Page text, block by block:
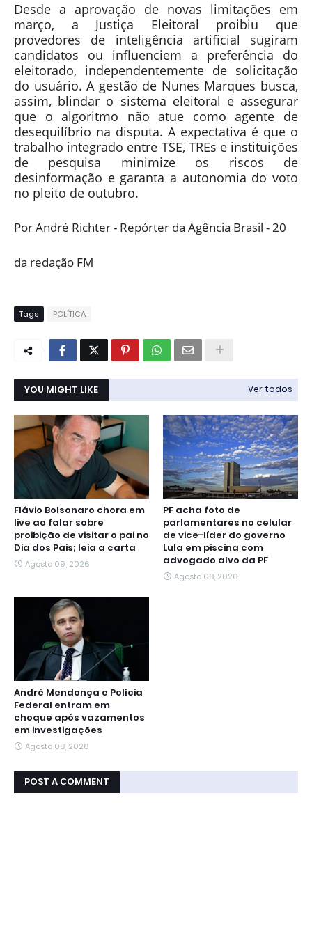
Desde a aprovação de novas limitações em
março, a Justiça Eleitoral proibiu que
provedores de inteligência artificial sugiram
candidatos ou influenciem a preferência do
eleitorado, independentemente de solicitação
do usuário. A gestão de Nunes Marques busca,
assim, blindar o sistema eleitoral e assegurar
que o algoritmo não atue como agente de
desequilíbrio na disputa. A expectativa é que o
trabalho integrado entre TSE, TREs e instituições
de pesquisa minimize os riscos de
desinformação e garanta a autonomia do voto
no pleito de outubro.
Por André Richter - Repórter da Agência Brasil - 20
da redação FM
Tags POLÍTICA
YOU MIGHT LIKE Ver todos
Flávio Bolsonaro chora em
live ao falar sobre
proibição de visitar o pai no
Dia dos Pais; leia a carta
Agosto 09, 2026
PF acha foto de
parlamentares no celular
de vice-líder do governo
Lula em piscina com
advogado alvo da PF
Agosto 08, 2026
André Mendonça e Polícia
Federal entram em
choque após vazamentos
em investigações
Agosto 08, 2026
POST A COMMENT